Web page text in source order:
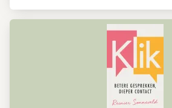
inspiratie uit de ignatiaanse
krijgen voor het goede, ook in kleine
momenten. De retraite bestaat uit zes
telkens een intro over wat
voor het betreffende thema.